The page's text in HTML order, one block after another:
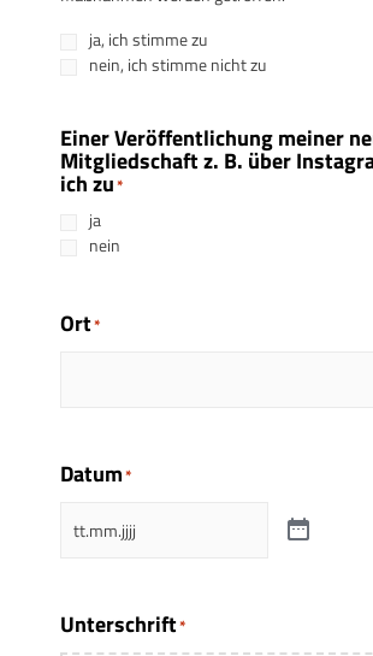
ja, ich stimme zu
nein, ich stimme nicht zu
Einer Veröffentlichung meiner
Mitgliedschaft z. B. über
ich zu*
ja
nein
Ort*
Datum*
Unterschrift*